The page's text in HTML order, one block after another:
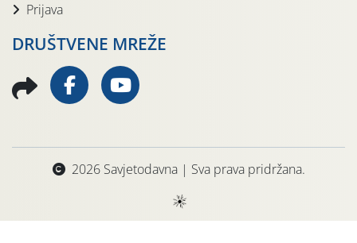
Prijava
DRUŠTVENE MREŽE
2026 Savjetodavna | Sva prava pridržana.